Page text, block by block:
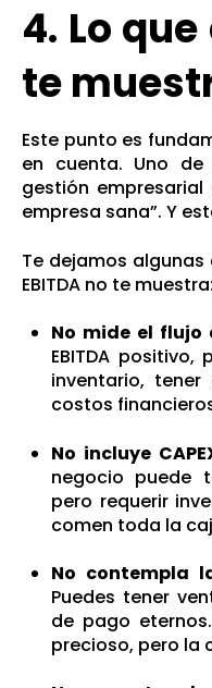
4. Lo que
te
Este punto es
en cuenta. Uno
gestión empresarial
empresa sana”. Y
Te dejamos
EBITDA no te muestra:
No mide el flujo
EBITDA
inventario,
costos
No incluye
negocio puede
pero requerir
comen toda la
No contempla
Puedes tener
de pago
precioso, pero la